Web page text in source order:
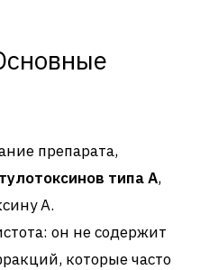
препарата,
типа А,
А.
он не содержит
которые часто